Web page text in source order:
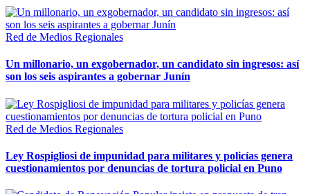
Red de Medios Regionales
Un millonario, un exgobernador, un candidato sin ingresos: así
son los seis aspirantes a gobernar Junín
Red de Medios Regionales
Ley Rospigliosi de impunidad para militares y policías genera
cuestionamientos por denuncias de tortura policial en Puno